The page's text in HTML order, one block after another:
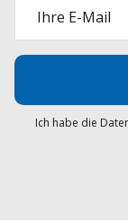
Ihre E-Mail
Ich habe die